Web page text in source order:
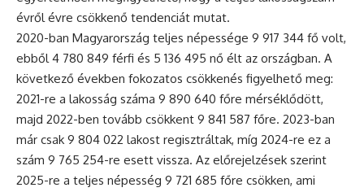
évről évre csökkenő tendenciát mutat.
2020-ban Magyarország teljes népessége 9 917 344 fő volt,
ebből 4 780 849 férfi és 5 136 495 nő élt az országban. A
következő években fokozatos csökkenés figyelhető meg:
2021-re a lakosság száma 9 890 640 főre mérséklődött,
majd 2022-ben tovább csökkent 9 841 587 főre. 2023-ban
már csak 9 804 022 lakost regisztráltak, míg 2024-re ez a
szám 9 765 254-re esett vissza. Az előrejelzések szerint
2025-re a teljes népesség 9 721 685 főre csökken, ami